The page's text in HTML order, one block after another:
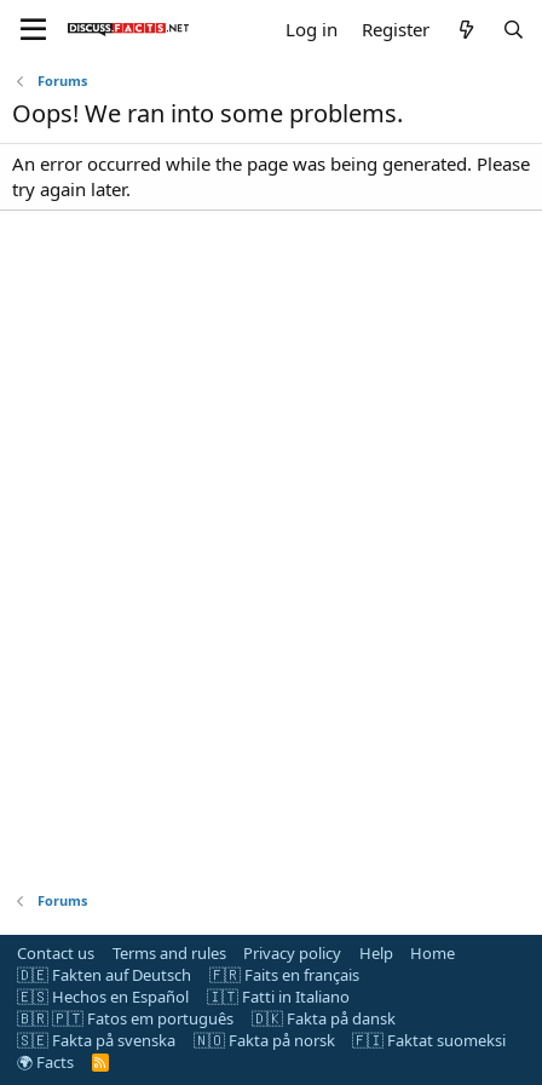
Log in Register
Forums
Oops! We ran into some problems.
An error occurred while the page was being generated. Please
try again later.
Forums
Contact us Terms and rules Privacy policy Help
Home
🇩🇪 Fakten auf Deutsch
🇫🇷 Faits en français
🇪🇸 Hechos en Español
🇮🇹 Fatti in Italiano
🇧🇷 🇵🇹 Fatos em português
🇩🇰 Fakta på dansk
🇸🇪 Fakta på svenska
🇳🇴 Fakta på norsk
🇫🇮 Faktat suomeksi
🌍 Facts
R